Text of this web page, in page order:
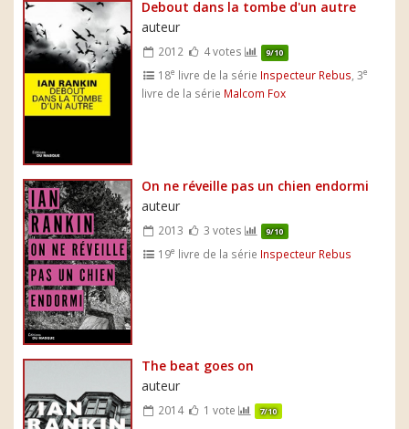
Debout dans la tombe d'un autre
auteur
2012 4 votes 9/10
18e livre de la série Inspecteur Rebus , 3e
livre de la série Malcom Fox
On ne réveille pas un chien endormi
auteur
2013 3 votes 9/10
19e livre de la série Inspecteur Rebus
The beat goes on
auteur
2014 1 vote 7/10